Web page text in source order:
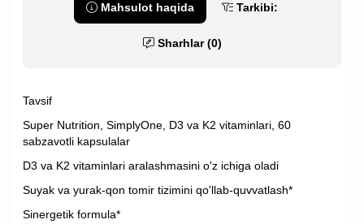
Mahsulot haqida Tarkibi:
Sharhlar (0)
Tavsif
Super Nutrition, SimplyOne, D3 va K2 vitaminlari, 60
sabzavotli kapsulalar
D3 va K2 vitaminlari aralashmasini o'z ichiga oladi
Suyak va yurak-qon tomir tizimini qo'llab-quvvatlash*
Sinergetik formula*